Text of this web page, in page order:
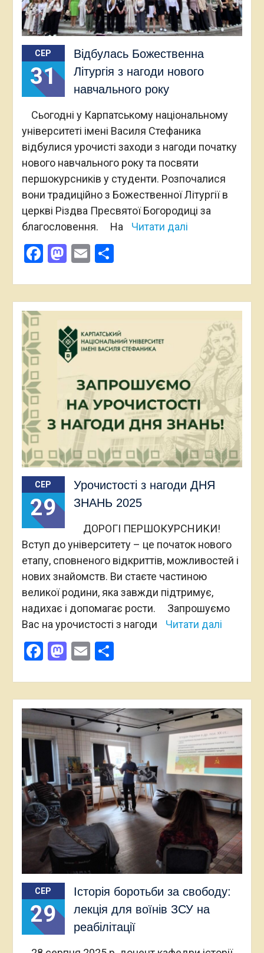
СЕР
31
Відбулась Божественна
Літургія з нагоди нового
навчального року
Сьогодні у Карпатському національному
університеті імені Василя Стефаника
відбулися урочисті заходи з нагоди початку
нового навчального року та посвяти
першокурсників у студенти. Розпочалися
вони традиційно з Божественної Літургії в
церкві Різдва Пресвятої Богородиці за
благословення. На
Читати далі
Facebook
Mastodon
EmailПоділитися
СЕР
29
Урочистості з нагоди ДНЯ
ЗНАНЬ 2025
ДОРОГІ ПЕРШОКУРСНИКИ!
Вступ до університету – це початок нового
етапу, сповненого відкриттів, можливостей і
нових знайомств. Ви стаєте частиною
великої родини, яка завжди підтримує,
надихає і допомагає рости. Запрошуємо
Вас на урочистості з нагоди
Читати далі
Facebook
Mastodon
EmailПоділитися
СЕР
29
Історія боротьби за свободу:
лекція для воїнів ЗСУ на
реабілітації